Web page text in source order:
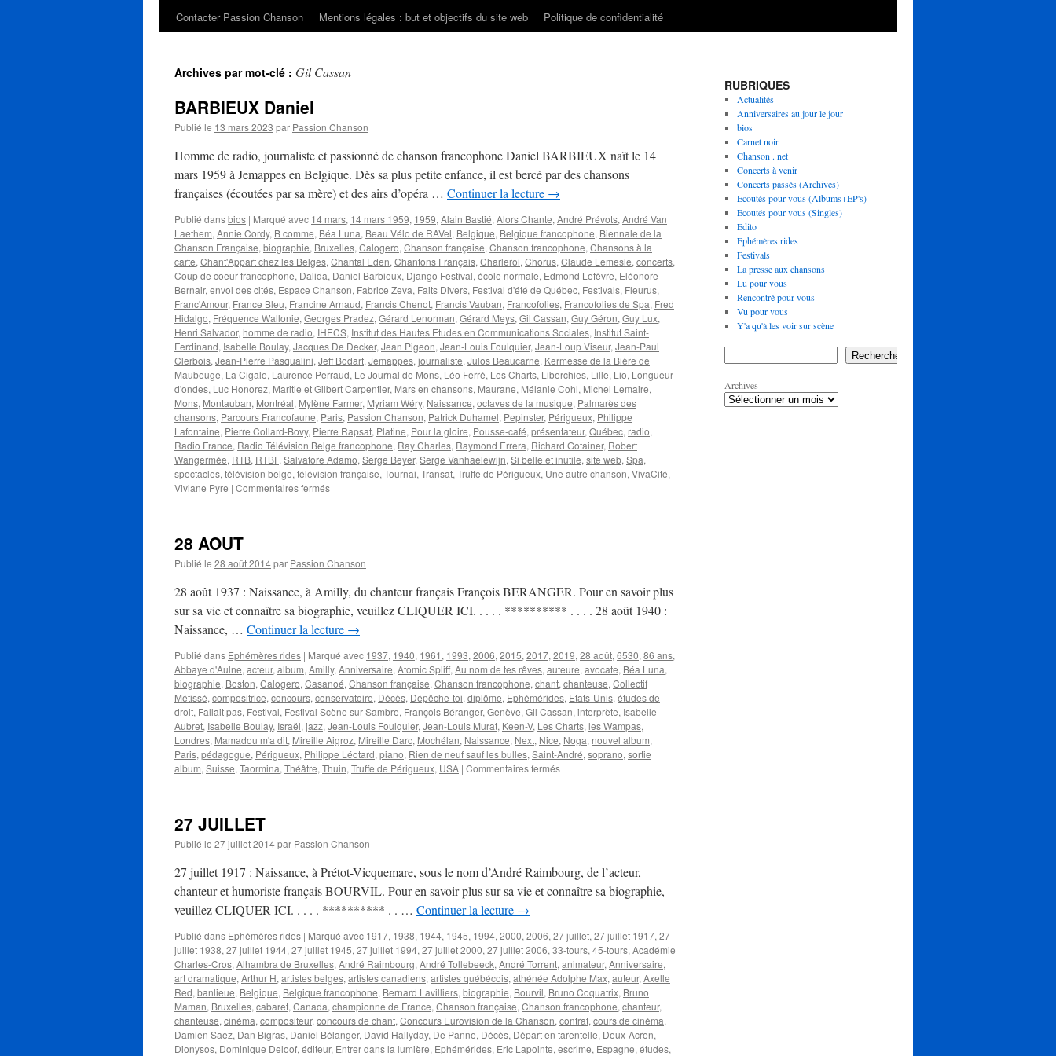
Contacter Passion Chanson
Mentions légales : but et objectifs du site web Politique de confidentialité
Archives par mot-clé : Gil Cassan
BARBIEUX Daniel
Publié le 13 mars 2023 par Passion Chanson
Homme de radio, journaliste et passionné de chanson francophone Daniel BARBIEUX naît le 14
mars 1959 à Jemappes en Belgique. Dès sa plus petite enfance, il est bercé par des chansons
françaises (écoutées par sa mère) et des airs d’opéra … Continuer la lecture →
Publié dansbios | Marqué avec 14 mars, 14 mars 1959, 1959, Alain Bastié, Alors Chante, André Prévots, André Van
Laethem, Annie Cordy, B comme, Béa Luna, Beau Vélo de RAVel, Belgique, Belgique francophone, Biennale de la
Chanson Française, biographie, Bruxelles, Calogero, Chanson française, Chanson francophone, Chansons à la
carte, Chant'Appart chez les Belges, Chantal Eden, Chantons Français, Charleroi, Chorus, Claude Lemesle, concerts,
Coup de coeur francophone, Dalida, Daniel Barbieux, Django Festival, école normale, Edmond Lefèvre, Eléonore
Bernair, envol des cités, Espace Chanson, Fabrice Zeva, Faits Divers, Festival d'été de Québec, Festivals, Fleurus,
Franc'Amour, France Bleu, Francine Arnaud, Francis Chenot, Francis Vauban, Francofolies, Francofolies de Spa, Fred
Hidalgo, Fréquence Wallonie, Georges Pradez, Gérard Lenorman, Gérard Meys, Gil Cassan, Guy Géron, Guy Lux,
Henri Salvador, homme de radio, IHECS, Institut des Hautes Etudes en Communications Sociales, Institut Saint-
Ferdinand, Isabelle Boulay, Jacques De Decker, Jean Pigeon, Jean-Louis Foulquier, Jean-Loup Viseur, Jean-Paul
Clerbois, Jean-Pierre Pasqualini, Jeff Bodart, Jemappes, journaliste, Julos Beaucarne, Kermesse de la Bière de
Maubeuge, La Cigale, Laurence Perraud, Le Journal de Mons, Léo Ferré, Les Charts, Liberchies, Lille, Lio, Longueur
d'ondes, Luc Honorez, Maritie et Gilbert Carpentier, Mars en chansons, Maurane, Mélanie Cohl, Michel Lemaire,
Mons, Montauban, Montréal, Mylène Farmer, Myriam Wéry, Naissance, octaves de la musique, Palmarès des
chansons, Parcours Francofaune, Paris, Passion Chanson, Patrick Duhamel, Pepinster, Périgueux, Philippe
Lafontaine, Pierre Collard-Bovy, Pierre Rapsat, Platine, Pour la gloire, Pousse-café, présentateur, Québec, radio,
Radio France, Radio Télévision Belge francophone, Ray Charles, Raymond Errera, Richard Gotainer, Robert
Wangermée, RTB, RTBF, Salvatore Adamo, Serge Beyer, Serge Vanhaelewijn, Si belle et inutile, site web, Spa,
spectacles, télévision belge, télévision française, Tournai, Transat, Truffe de Périgueux, Une autre chanson, VivaCité,
Viviane Pyre | Commentaires ferméssur
28 AOUT
Publié le 28 août 2014par Passion Chanson
28 août 1937 : Naissance, à Amilly, du chanteur français François BERANGER. Pour en savoir plus
sur sa vie et connaître sa biographie, veuillez CLIQUER ICI. . . . . ********** . . . . 28 août 1940 :
Naissance, … Continuer la lecture →
Publié dans Ephémères rides | Marqué avec 1937, 1940, 1961 , 1993, 2006, 2015, 2017, 2019, 28 août, 6530, 86 ans,
Abbaye d'Aulne, acteur, album, Amilly, Anniversaire, Atomic Spliff, Au nom de tes rêves, auteure, avocate, Béa Luna,
biographie, Boston, Calogero, Casanoé, Chanson française, Chanson francophone, chant, chanteuse, Collectif
Métissé, compositrice, concours, conservatoire, Décès, Dépêche-toi, diplôme, Ephémérides, Etats-Unis, études de
droit, Fallait pas, Festival, Festival Scène sur Sambre, François Béranger, Genève, Gil Cassan, interprète, Isabelle
Aubret, Isabelle Boulay, Israël, jazz, Jean-Louis Foulquier, Jean-Louis Murat, Keen-V, Les Charts, les Wampas,
Londres, Mamadou m'a dit, Mireille Aigroz, Mireille Darc, Mochélan, Naissance, Next, Nice, Noga, nouvel album,
Paris, pédagogue, Périgueux, Philippe Léotard, piano, Rien de neuf sauf les bulles, Saint-André, soprano, sortie
album, Suisse, Taormina, Théâtre, Thuin, Truffe de Périgueux, USA | Commentaires ferméssur
27 JUILLET
Publié le 27 juillet 2014par Passion Chanson
27 juillet 1917 : Naissance, à Prétot-Vicquemare, sous le nom d’André Raimbourg, de l’acteur,
chanteur et humoriste français BOURVIL. Pour en savoir plus sur sa vie et connaître sa biographie,
veuillez CLIQUER ICI. . . . . ********** . . … Continuer la lecture →
Publié dans Ephémères rides | Marqué avec 1917, 1938, 1944, 1945, 1994, 2000, 2006, 27 juillet, 27 juillet 1917, 27
juillet 1938, 27 juillet 1944, 27 juillet 1945, 27 juillet 1994, 27 juillet 2000, 27 juillet 2006, 33-tours, 45-tours, Académie
Charles-Cros, Alhambra de Bruxelles, André Raimbourg, André Tollebeeck, André Torrent, animateur, Anniversaire,
art dramatique, Arthur H, artistes belges, artistes canadiens, artistes québécois, athénée Adolphe Max, auteur, Axelle
Red, banlieue, Belgique, Belgique francophone, Bernard Lavilliers, biographie, Bourvil, Bruno Coquatrix, Bruno
Maman, Bruxelles, cabaret, Canada, championne de France, Chanson française, Chanson francophone, chanteur,
chanteuse, cinéma, compositeur, concours de chant, Concours Eurovision de la Chanson, contrat, cours de cinéma,
Damien Saez, Dan Bigras, Daniel Bélanger, David Hallyday, De Panne, Décès, Départ en tarentelle, Deux-Acren,
Dionysos, Dominique Deloof, éditeur, Entrer dans la lumière, Ephémérides, Eric Lapointe, escrime, Espagne, études,
RUBRIQUES
Actualités
Anniversaires au jour le jour
bios
Carnet noir
Chanson . net
Concerts à venir
Concerts passés (Archives)
Ecoutés pour vous (Albums+EP's)
Ecoutés pour vous (Singles)
Edito
Ephémères rides
Festivals
La presse aux chansons
Lu pour vous
Rencontré pour vous
Vu pour vous
Y'a qu'à les voir sur scène
Rechercher
Archives